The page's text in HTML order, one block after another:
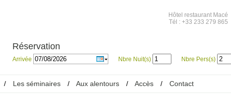
Hôtel restaurant Macé
Tél : +33 233 279 865
Réservation
Arrivée Nbre Nuit(s) Nbre Pers(s)
/ Les séminaires / Aux alentours / Accès / Contact